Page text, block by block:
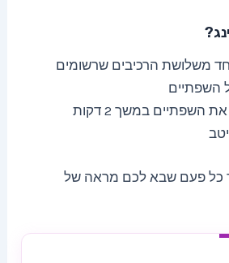
משלושת הרכיבים שרשומים
השפתיים
השפתיים במשך 2 דקות
כל פעם שבא לכם מראה של